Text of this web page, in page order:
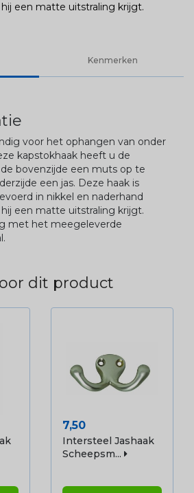
een matte uitstraling krijgt.
Kenmerken
voor het ophangen van onder
kapstokhaak heeft u de
bovenzijde een muts op te
een jas. Deze haak is
in nikkel en naderhand
een matte uitstraling krijgt.
met het meegeleverde
dit product
Prijs
7,50
Intersteel Jashaak
Scheepsm...